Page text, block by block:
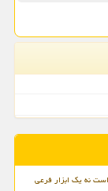
نه یک ابزار فرعی